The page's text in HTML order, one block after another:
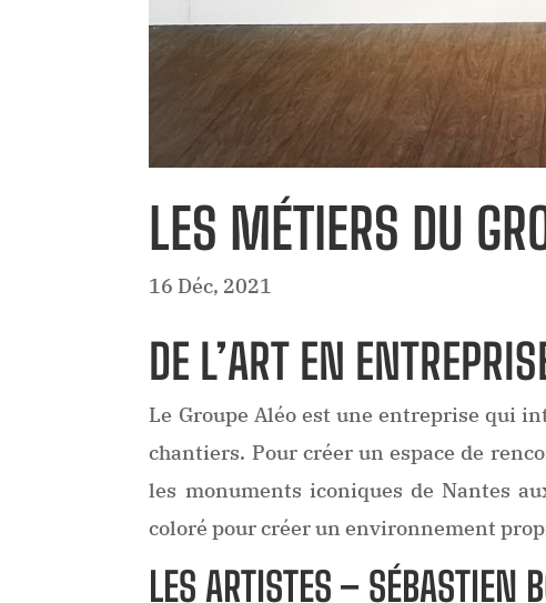
LES MÉTIERS DU
16 Déc, 2021
DE L’ART EN
Le Groupe Aléo est une entreprise qui
chantiers. Pour créer un espace de
les monuments iconiques de Nantes
coloré pour créer un environnement
LES ARTISTES – SÉBASTIEN